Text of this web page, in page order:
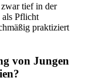
zwar tief in der
Pflicht
praktiziert
von Jungen